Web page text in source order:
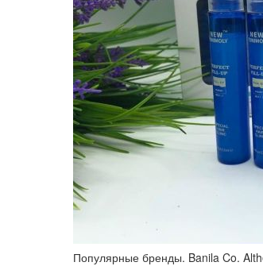
Популярные бренды. Banila Co.